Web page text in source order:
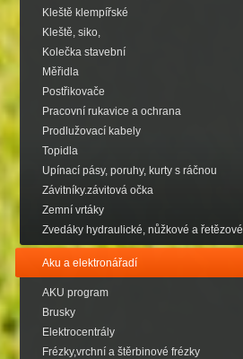
Kleště klempířské
Kleště, siko,
Kolečka stavební
Měřidla
Postřikovače
Pracovní rukavice a ochrana
Prodlužovací kabely
Topidla
Upínací pásy, poruhy, kurty s ráčnou
Závitníky.závitová očka
Zemní vrtáky
Zvedáky hydraulické, nůžkové a řetězové
Aku a elektronářadí
AKU program
Brusky
Elektrocentrály
Frézky,vrchní a štěrbinové frézky